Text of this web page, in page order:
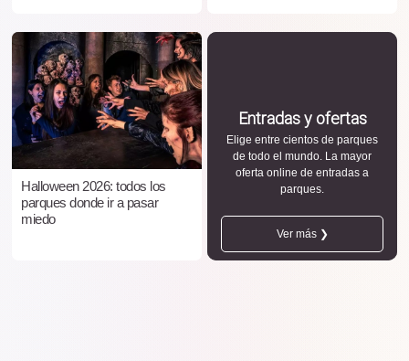
Halloween 2026: todos los
parques donde ir a pasar
miedo
Entradas y ofertas
Elige entre cientos de parques
de todo el mundo. La mayor
oferta online de entradas a
parques.
Ver más ❯